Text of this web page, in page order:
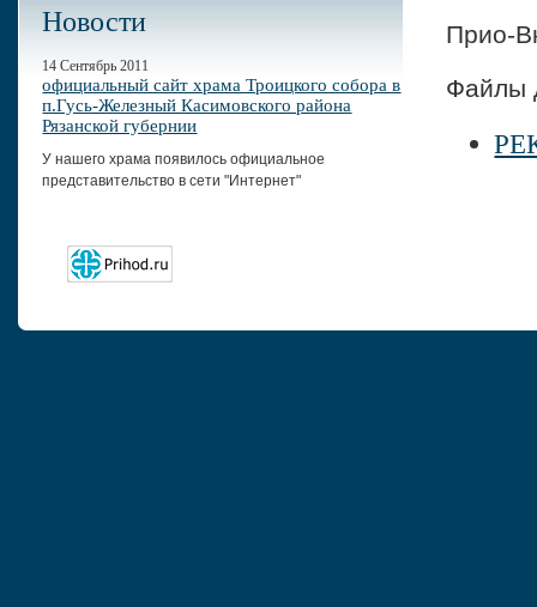
Новости
14 Сентябрь 2011
официальный сайт храма Троицкого собора в
п.Гусь-Железный Касимовского района
Рязанской губернии
У нашего храма появилось официальное
представительство в сети "Интернет"
Прио-
Файлы